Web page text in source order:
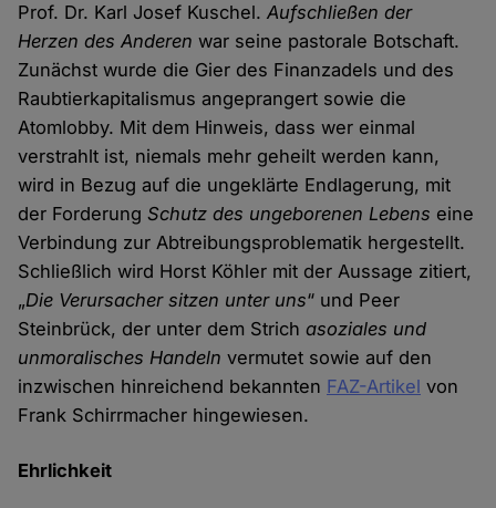
Prof. Dr. Karl Josef Kuschel.Aufschließen der
Herzen des Anderen war seine pastorale Botschaft.
Zunächst wurde die Gier des Finanzadels und des
Raubtierkapitalismus angeprangert sowie die
Atomlobby. Mit dem Hinweis, dass wer einmal
verstrahlt ist, niemals mehr geheilt werden kann,
wird in Bezug auf die ungeklärte Endlagerung, mit
der ForderungSchutz des ungeborenen Lebens eine
Verbindung zur Abtreibungsproblematik hergestellt.
Schließlich wird Horst Köhler mit der Aussage zitiert,
„Die Verursacher sitzen unter uns“ und Peer
Steinbrück, der unter dem Strichasoziales und
unmoralisches Handeln vermutet sowie auf den
inzwischen hinreichend bekannten FAZ-Artikel von
Frank Schirrmacher hingewiesen.
Ehrlichkeit